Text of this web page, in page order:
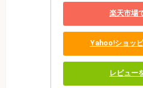
楽天市場
Yahoo!ショッ
レビュー